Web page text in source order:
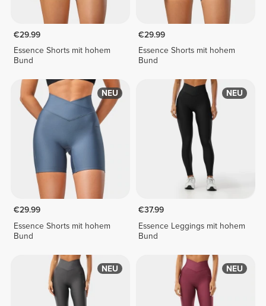
€29.99
Essence Shorts mit hohem
Bund
€29.99
Essence Shorts mit hohem
Bund
NEU
€29.99
Essence Shorts mit hohem
Bund
NEU
€37.99
Essence Leggings mit hohem
Bund
NEU NEU